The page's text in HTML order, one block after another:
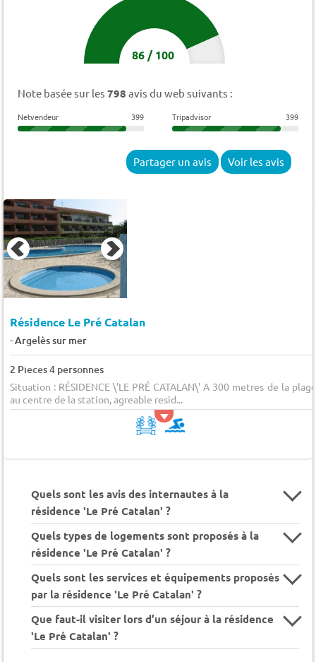
86/100
Note basée sur les 798 avis du web suivants :
Netvendeur 399 Tripadvisor 399
Partager un avis Voir les avis
Résidence Le Pré Catalan
-Argelès sur mer
2 Pieces 4 personnes
Situation : RÉSIDENCE \'LE PRÉ CATALAN\' A 300 metres de la
au centre de la station, agreable resid...
Quels sont les avis des internautes à la
résidence 'Le Pré Catalan' ?
Quels types de logements sont proposés à la
résidence 'Le Pré Catalan' ?
Quels sont les services et équipements proposés
par la résidence 'Le Pré Catalan' ?
Que faut-il visiter lors d’un séjour à la résidence
'Le Pré Catalan' ?